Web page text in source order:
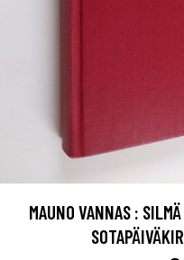
MAUNO VANNAS :